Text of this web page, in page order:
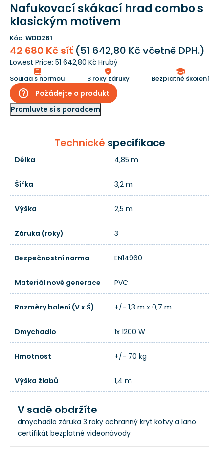
Nafukovací skákací hrad combo s
klasickým motivem
Kód:WDD261
42 680 Kč síť (51 642,80 Kčvčetně DPH.)
Lowest Price: 51 642,80 Kč Hrubý
Soulad s normou 3 roky záruky Bezplatné školení
help_outline
Požádejte o produkt
Promluvte si s poradcem
Technické specifikace
Délka 4,85 m
Šířka 3,2 m
Výška 2,5 m
Záruka (roky) 3
Bezpečnostní norma EN14960
Materiál nové generace PVC
Rozměry balení (V x Š) +/- 1,3 m x 0,7 m
Dmychadlo 1x 1200 W
Hmotnost +/- 70 kg
Výška žlabů 1,4 m
V sadě obdržíte
dmychadlo záruka 3 roky ochranný kryt kotvy a lano
certifikát bezplatné videonávody